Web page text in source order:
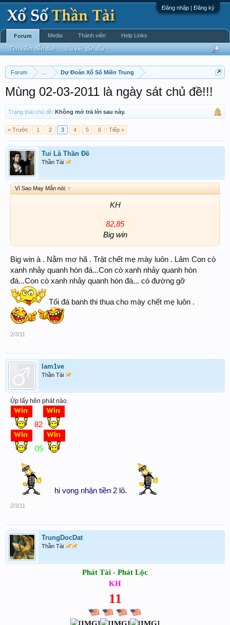
Đăng nhập | Đăng ký
Forum Dự Đoán Xổ Số Miền Trung
Mùng 02-03-2011 là ngày sát chủ đề!!!
Trạng thái chủ đề: Không mở trả lời sau này.
< Trước 1 2 3 4 5 6 Tiếp >
Tui Là Thần Đề
Thần Tài
Vì Sao May Mắn nói: ↑
KH
82,85
Big win
Big win à . Nằm mơ hã . Trật chết mẹ mày luôn . Lâm Con cò
xanh nhảy quanh hòn đá...Con cò xanh nhảy quanh hòn
đá...Con cò xanh nhảy quanh hòn đá... có đường gỡ
Tối đá banh thi thua cho mày chết mẹ luôn .
2/3/11
lam1ve
Thần Tài
Úp lấy hên phát nào.
82
05
hi vọng nhận tiền 2 lô.
2/3/11
TrungDocDat
Thần Tài
Phát Tài - Phát Lộc
KH
11
Forum
Tìm kiếm diễn đàn Bài viết gần đây
Media Thành viên Help Links